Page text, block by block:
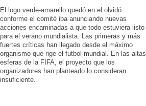
El logo verde-amarello quedó en el olvidó
conforme el comité iba anunciando nuevas
acciones encaminadas a que todo estuviera listo
para el verano mundialista. Las primeras y más
fuertes críticas han llegado desde el máximo
organismo que rige el futbol mundial. En las altas
esferas de la FIFA, el proyecto que los
organizadores han planteado lo consideran
insuficiente.